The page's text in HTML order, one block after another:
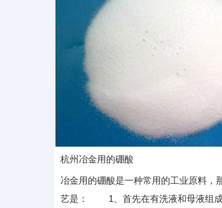
杭州冶金用的硼酸
冶金用的硼酸是一种常用的工业原料，
艺是： 1、首先在有洗液和母液组